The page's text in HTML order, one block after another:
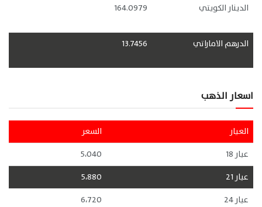
الدينار الكويتي
164.0979
الدرهم الاماراتي 13.7456
اسعار الذهب
العيار
السعر
عيار 18
5،040
عيار 21
5،880
عيار 24
6،720